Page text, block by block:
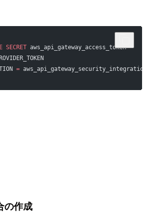
SECRET aws_api_gateway_access_token
=
の作成